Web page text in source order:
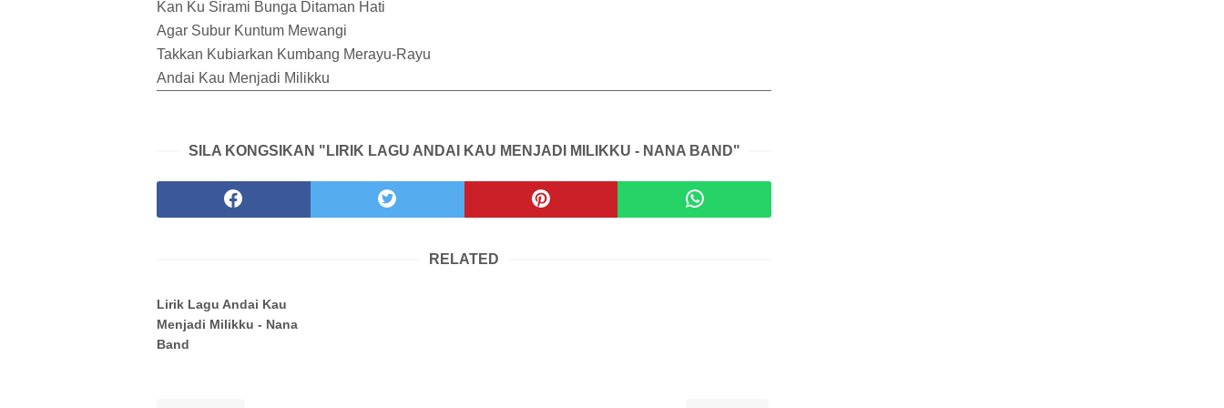
Kan Ku Sirami Bunga Ditaman Hati
Agar Subur Kuntum Mewangi
Takkan Kubiarkan Kumbang Merayu-Rayu
Andai Kau Menjadi Milikku
SILA KONGSIKAN "LIRIK LAGU ANDAI KAU MENJADI MILIKKU - NANA BAND"
RELATED
Lirik Lagu Andai Kau
Menjadi Milikku - Nana
Band